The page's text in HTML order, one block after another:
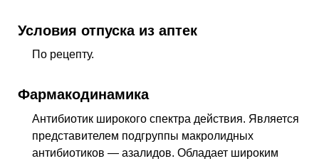
Условия отпуска из аптек
По рецепту.
Фармакодинамика
Антибиотик широкого спектра действия. Является
представителем подгруппы макролидных
антибиотиков — азалидов. Обладает широким